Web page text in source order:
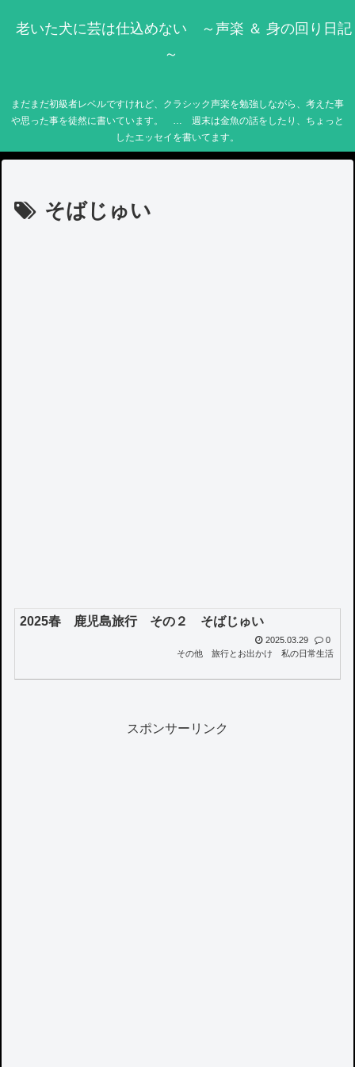
老いた犬に芸は仕込めない ～声楽 ＆ 身の回り日記
～
まだまだ初級者レベルですけれど、クラシック声楽を勉強しながら、考えた事
や思った事を徒然に書いています。 … 週末は金魚の話をしたり、ちょっと
したエッセイを書いてます。
そばじゅい
2025春 鹿児島旅行 その２ そばじゅい
2025.03.29
0
その他
旅行とお出かけ 私の日常生活
スポンサーリンク